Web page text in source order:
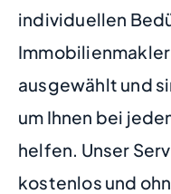
individuellen
ausgewählt und
um Ihnen bei
helfen. Unser
kostenlos und